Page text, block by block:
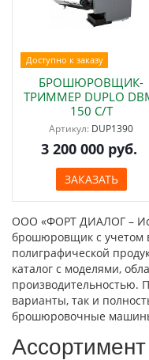
Доступно к заказу
БРОШЮРОВЩИК-
ТРИММЕР DUPLO
150 С/Т
Артикул: DUP1390
3 200 000 руб.
ЗАКАЗАТЬ
ООО «ФОРТ ДИАЛОГ –
брошюровщик с учетом
полиграфической
каталог с моделями,
производительностью.
варианты, так и
брошюровочные
Ассортимент